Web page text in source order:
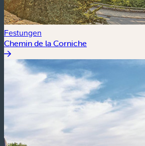
Festungen
Chemin de la Corniche